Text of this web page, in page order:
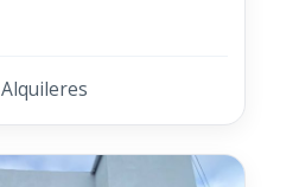
Alquileres